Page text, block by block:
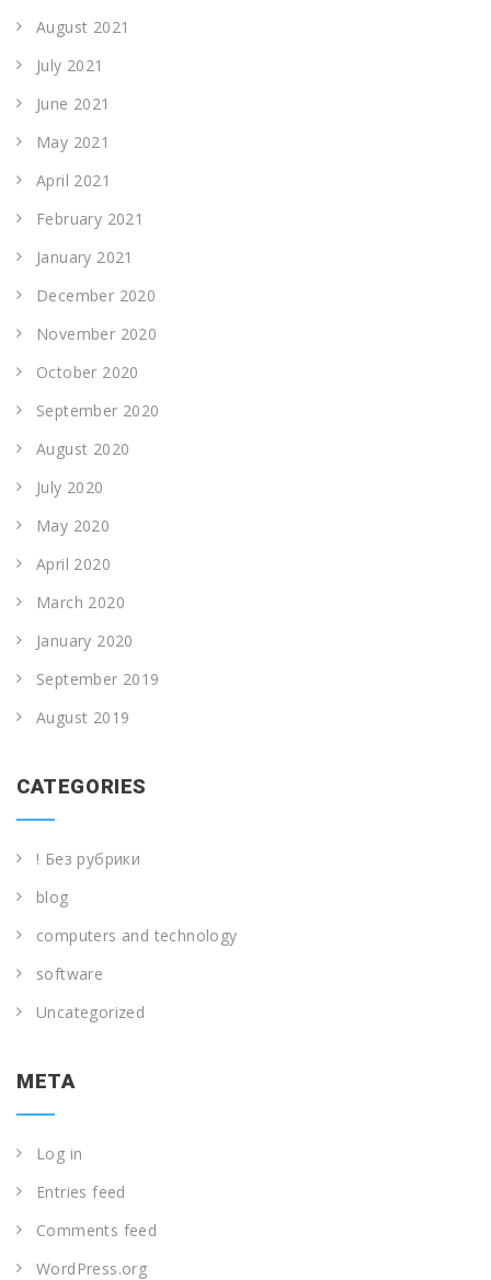
August 2021
July 2021
June 2021
May 2021
April 2021
February 2021
January 2021
December 2020
November 2020
October 2020
September 2020
August 2020
July 2020
May 2020
April 2020
March 2020
January 2020
September 2019
August 2019
CATEGORIES
! Без рубрики
blog
computers and technology
software
Uncategorized
META
Log in
Entries feed
Comments feed
WordPress.org